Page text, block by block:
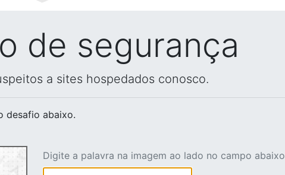
de segurança
a sites hospedados conosco.
desafio abaixo.
Digite a palavra na imagem ao lado no campo abaixo